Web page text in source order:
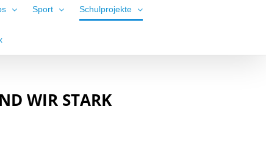
Sport Schulprojekte
WIR STARK